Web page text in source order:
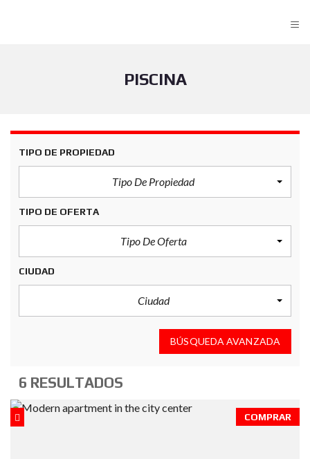
≡
PISCINA
TIPO DE PROPIEDAD
Tipo De Propiedad
TIPO DE OFERTA
Tipo De Oferta
CIUDAD
Ciudad
BÚSQUEDA AVANZADA
6 RESULTADOS
COMPRAR